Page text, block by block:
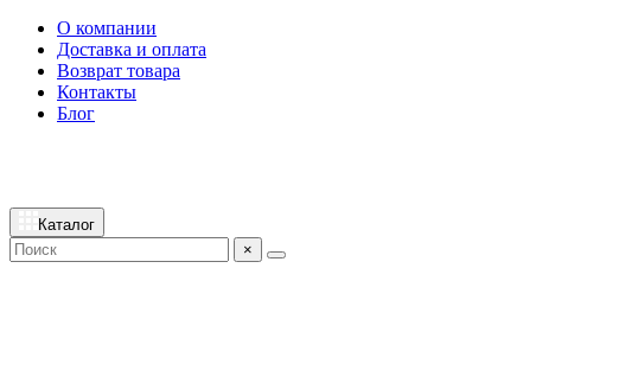
О компании
Доставка и оплата
Возврат товара
Контакты
Блог
Каталог
×